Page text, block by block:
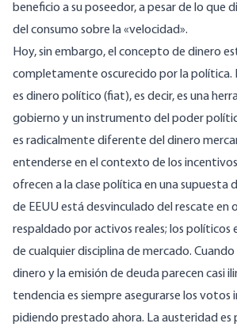
beneficio a su poseedor, a pesar de lo que
del consumo sobre la «velocidad».
Hoy, sin embargo, el concepto de dinero
completamente oscurecido por la política.
es dinero político (fiat), es decir, es una
gobierno y un instrumento del poder
es radicalmente diferente del dinero
entenderse en el contexto de los
ofrecen a la clase política en una supuesta
de EEUU está desvinculado del rescate en
respaldado por activos reales; los políticos
de cualquier disciplina de mercado. Cuando
dinero y la emisión de deuda parecen casi
tendencia es siempre asegurarse los votos
pidiendo prestado ahora. La austeridad es